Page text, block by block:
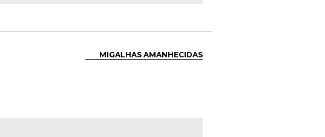
MIGALHAS AMANHECIDAS